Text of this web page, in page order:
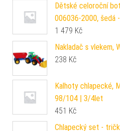
Dětské celoroční
006036-2000, šedá
1 479 Kč
Nakladač s vlekem,
238 Kč
Kalhoty chlapecké,
98/104 | 3/4let
451 Kč
Chlapecký set -